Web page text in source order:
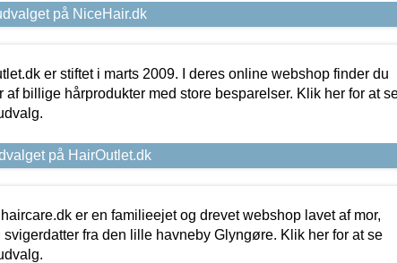
på NiceHair.dk
er stiftet i marts 2009. I deres online webshop finder du
af billige hårprodukter med store besparelser. Klik her for at
på HairOutlet.dk
er en familieejet og drevet webshop lavet af mor,
svigerdatter fra den lille havneby Glyngøre. Klik her for at se